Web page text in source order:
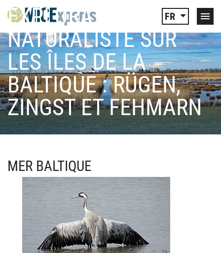
FR
EXPLORATION
NATURALISTE SUR
LES ÎLES DE LA
BALTIQUE : RÜGEN,
ZINGST ET FEHMARN
MER BALTIQUE